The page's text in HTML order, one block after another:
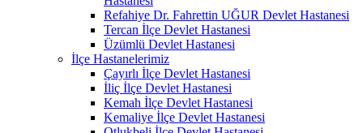
Refahiye Dr. Fahrettin UĞUR Devlet Hastanesi
Tercan İlçe Devlet Hastanesi
Üzümlü Devlet Hastanesi
İlçe Hastanelerimiz
Çayırlı İlçe Devlet Hastanesi
İliç İlçe Devlet Hastanesi
Kemah İlçe Devlet Hastanesi
Kemaliye İlçe Devlet Hastanesi